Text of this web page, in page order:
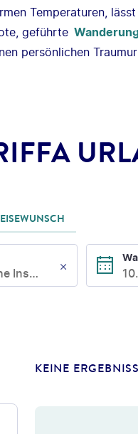
Temperaturen,
geführte
persönlichen
Teneriffa, Kanarische Inseln
KEINE